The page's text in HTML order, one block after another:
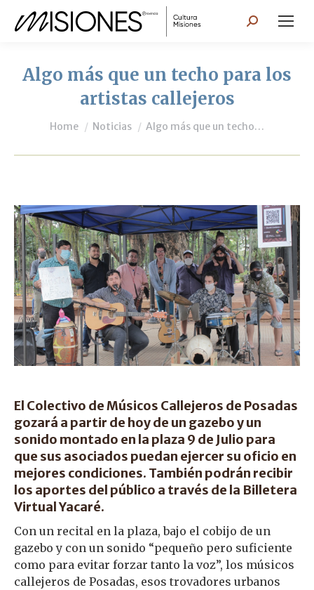
Search:
Algo más que un techo para los
artistas callejeros
You are here:
Home Noticias Algo más que un techo…
El Colectivo de Músicos Callejeros de Posadas
gozará a partir de hoy de un gazebo y un
sonido montado en la plaza 9 de Julio para
que sus asociados puedan ejercer su oficio en
mejores condiciones. También podrán recibir
los aportes del público a través de la Billetera
Virtual Yacaré.
Con un recital en la plaza, bajo el cobijo de un
gazebo y con un sonido “pequeño pero suficiente
como para evitar forzar tanto la voz”, los músicos
callejeros de Posadas, esos trovadores urbanos